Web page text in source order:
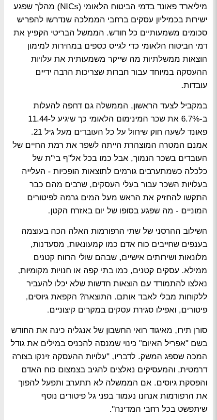
מיליארד פאונד בדמי הביטוח הלאומי (NICs) מהלך שפגע
ישירות בכמיליון עסקים ברחבי הממלכה שנדרשו להפריש
סכומים משמעותיים כל חודש. הממשל הבריטי הקפיץ את
דמי הביטוח הלאומי כדי לגייס כספים במהירות למימון
הוצאות ממשלתיות מה שייקר משמעותית את עלויות
ההעסקה במיוחד עבור חברות שצריכות הרבה ידיים
עובדות.
במקביל לצעד הראשון, הממשלה גם דחפה להעלות
ב-6.7% את שכר המינימום הלאומי כך שיגיע ל-11.44
פאונד לשעה חוק שיחול על כל העובדים מעל גיל 21.
אמנם המטרה המוצהרת הייתה לשפר את רמת החיים של
העובדים בשכר הנמוך, אבל כמו בכל אל"ף בי"ת של
כלכלה כשמתערבים גורמים לתוצאות הופכיות - העלייה
בעלויות השכר עבור בעלי העסקים, שרבים מהם כבר
התקשו להחזיק את הראש מעל המים גרמה לפיטורים
המוניים - מה שפגע בסופו של יום באזרח הקטן.
השילוב ההרסני של שתי הרפורמות האלה הכה בעוצמה
בענפים שחייבים כוח אדם כמו קמעונאות, מסעדנות,
מלונאות ושירותים אישיים, שבהם שולי הרווח קטנים
ממילא. עסקים קטנים, כמו בתי קפה או חנויות מקומיות,
נאלצו להתמודד עם הוצאות חדשות שלא יכלו להעביר
ללקוחות מבלי לאבד אותם. התוצאה? הקפאת גיוסים,
פיטורים, ואפילו סגירת עסקים במקרים קיצוניים.
סורן תירו, מאיגוד רואי החשבון של אנגליה כינה את החודש
בשם "אפריל האיום" כינוי שמנסה להכניס במילים את גודל
המכה שספג המשק. לדבריו, "עלויות ההעסקה זינקו בצורה
דרמטית, והמעסיקים נאלצים להגיב בצמצום כוח האדם
והפסקת גיוסים. אם הממשלה לא תתערב ותפעל להפוך
את הרפורמות אנחנו נעמוד בפני גל פיטורים נוסף
שיתפשט בכל רחבי המדינה".